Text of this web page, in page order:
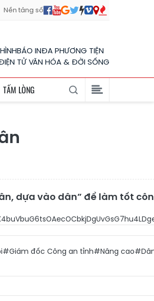
Nền tảng số
BÁO INĐA PHƯƠNG TIỆN
TỬ VĂN HÓA & ĐỜI SỐNG
TẤM LÒNG
dựa vào dân” để làm tốt
#Giám đốc Công an tỉnh#Nâng cao